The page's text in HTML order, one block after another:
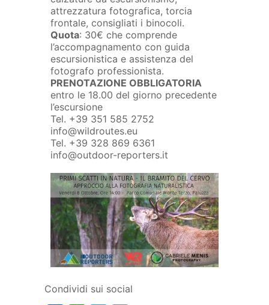
attrezzatura fotografica, torcia
frontale, consigliati i binocoli.
Quota: 30€ che comprende
l’accompagnamento con guida
escursionistica e assistenza del
fotografo professionista.
PRENOTAZIONE OBBLIGATORIA
entro le 18.00 del giorno precedente
l’escursione
Tel. +39 351 585 2752
info@wildroutes.eu
Tel. +39 328 869 6361
info@outdoor-reporters.it
Condividi sui social